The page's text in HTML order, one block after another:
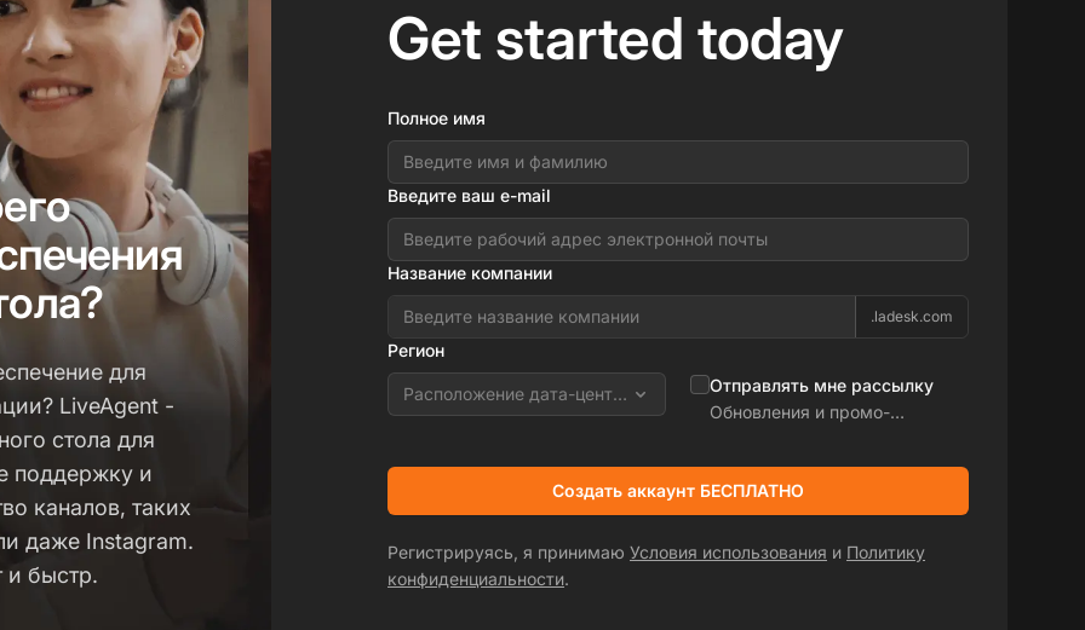
для
LiveAgent -
стола для
поддержку и
каналов, таких
даже Instagram.
и быстр.
Get started today
Полное имя
Введите ваш e-mail
Название компании
.ladesk.com
Регион
Расположение дата-центра
Отправлять мне рассылку
Обновления и промо-
Создать аккаунт БЕСПЛАТНО
Регистрируясь, я принимаю Условия использования и Политику
конфиденциальности.